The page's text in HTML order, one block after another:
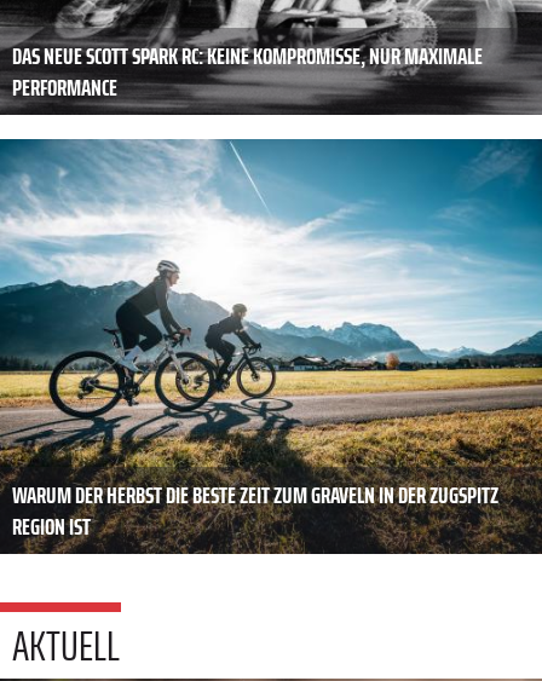
DAS NEUE SCOTT SPARK RC: KEINE KOMPROMISSE, NUR MAXIMALE
PERFORMANCE
WARUM DER HERBST DIE BESTE ZEIT ZUM GRAVELN IN DER ZUGSPITZ
REGION IST
AKTUELL